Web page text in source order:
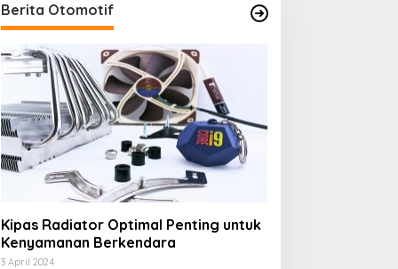
Berita Otomotif
Kipas Radiator Optimal Penting untuk
Kenyamanan Berkendara
3 April 2024